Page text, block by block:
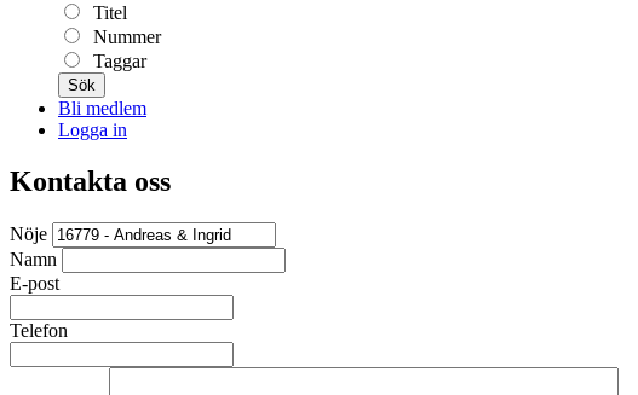
Titel
Nummer
Taggar
Sök
Bli medlem
Logga in
Kontakta oss
Nöje
Namn
E-post
Telefon